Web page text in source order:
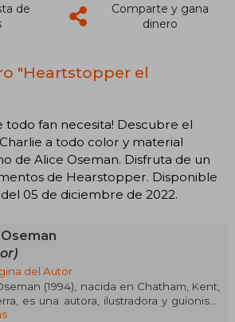
de
Comparte y gana
dinero
"Heartstopper el
todo fan necesita! Descubre el
a todo color y material
de Alice Oseman. Disfruta de un
de Hearstopper. Disponible
05 de diciembre de 2022.
del Autor
(1994), nacida en Chatham, Kent,
es una autora, ilustradora y guionista
reconocida mundialmente por